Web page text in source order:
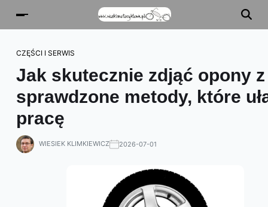
CZĘŚCI I SERWIS
Jak skutecznie zdjąć opony
sprawdzone metody, które
pracę
WIESIEK KLIMKIEWICZ 2026-07-01